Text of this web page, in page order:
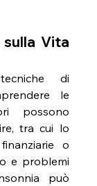
Vita
di
le
possono
tra cui lo
o
e problemi
può